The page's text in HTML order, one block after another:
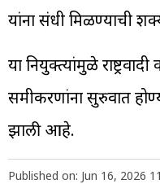
यांना संधी मिळण्याची
या नियुक्त्यांमुळे
समीकरणांना सुरुवात
झाली आहे.
Published on: Jun 16, 2026